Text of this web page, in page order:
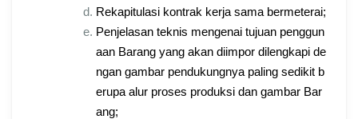
Rekapitulasi kontrak kerja sama bermeterai;
Penjelasan teknis mengenai tujuan penggun
aan Barang yang akan diimpor dilengkapi de
ngan gambar pendukungnya paling sedikit b
erupa alur proses produksi dan gambar Bar
ang;